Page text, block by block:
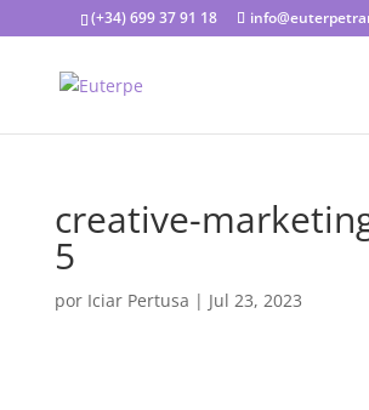
(+34) 699 37 91 18
creative-
5
por Iciar Pertusa | Jul 23, 2023